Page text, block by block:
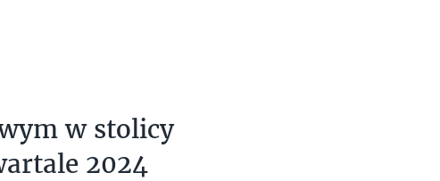
w stolicy
2024